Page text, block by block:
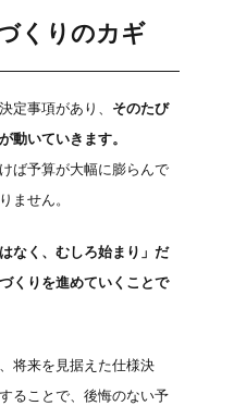
くりのカギ
定事項があり、 そのたび
動いていきます。
ば予算が大幅に膨らんで
ません。
なく、むしろ始まり」だ
くりを進めていくことで
将来を見据えた仕様決
ることで、後悔のない予